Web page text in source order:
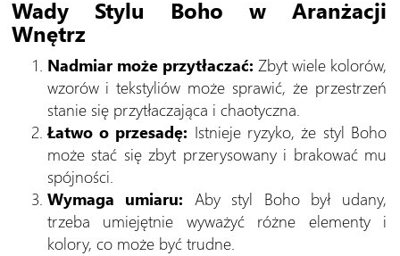
Wady Stylu Boho w Aranżacji
Wnętrz
Nadmiar może przytłaczać: Zbyt wiele kolorów,
wzorów i tekstyliów może sprawić, że przestrzeń
stanie się przytłaczająca i chaotyczna.
Łatwo o przesadę: Istnieje ryzyko, że styl Boho
może stać się zbyt przerysowany i brakować mu
spójności.
Wymaga umiaru: Aby styl Boho był udany,
trzeba umiejętnie wyważyć różne elementy i
kolory, co może być trudne.